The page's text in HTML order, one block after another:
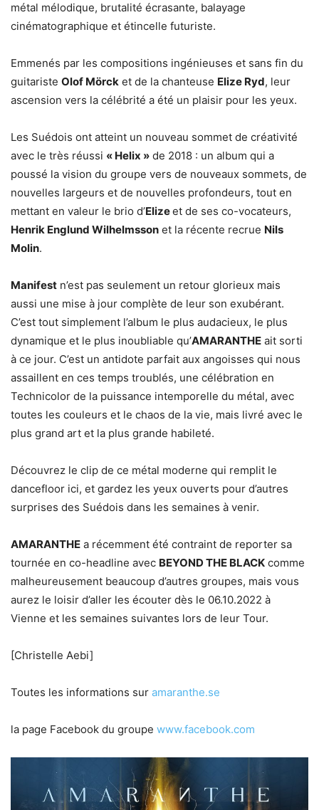
métal mélodique, brutalité écrasante, balayage
cinématographique et étincelle futuriste.
Emmenés par les compositions ingénieuses et sans fin du
guitariste Olof Mörck et de la chanteuse Elize Ryd, leur
ascension vers la célébrité a été un plaisir pour les yeux.
Les Suédois ont atteint un nouveau sommet de créativité
avec le très réussi « Helix » de 2018 : un album qui a
poussé la vision du groupe vers de nouveaux sommets, de
nouvelles largeurs et de nouvelles profondeurs, tout en
mettant en valeur le brio d’Elizeet de ses co-vocateurs,
Henrik Englund Wilhelmsson et la récente recrue Nils
Molin.
Manifest n’est pas seulement un retour glorieux mais
aussi une mise à jour complète de leur son exubérant.
C’est tout simplement l’album le plus audacieux, le plus
dynamique et le plus inoubliable qu’AMARANTHE ait sorti
à ce jour. C’est un antidote parfait aux angoisses qui nous
assaillent en ces temps troublés, une célébration en
Technicolor de la puissance intemporelle du métal, avec
toutes les couleurs et le chaos de la vie, mais livré avec le
plus grand art et la plus grande habileté.
Découvrez le clip de ce métal moderne qui remplit le
dancefloor ici, et gardez les yeux ouverts pour d’autres
surprises des Suédois dans les semaines à venir.
AMARANTHE a récemment été contraint de reporter sa
tournée en co-headline avec BEYOND THE BLACK comme
malheureusement beaucoup d’autres groupes, mais vous
aurez le loisir d’aller les écouter dès le 06.10.2022 à
Vienne et les semaines suivantes lors de leur Tour.
[Christelle Aebi]
Toutes les informations sur amaranthe.se
la page Facebook du groupe www.facebook.com